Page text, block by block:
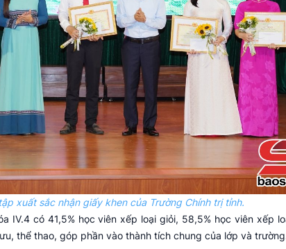
xuất sắc nhận giấy khen của Trường Chính trị tỉnh.
IV.4 có 41,5% học viên xếp loại giỏi, 58,5% học viên xếp
thể thao, góp phần vào thành tích chung của lớp và